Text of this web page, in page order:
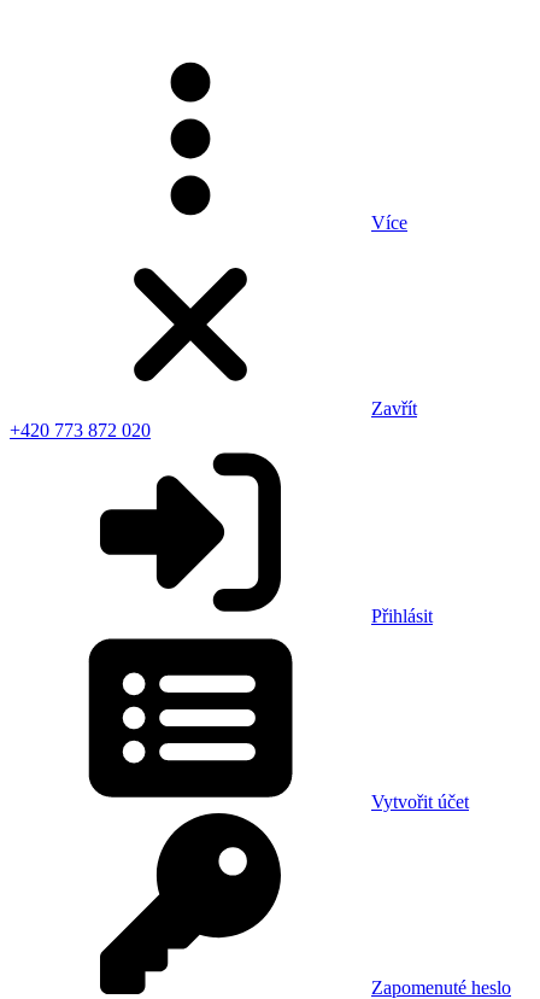
Více
Zavřít
+420 773 872 020
Přihlásit
Vytvořit účet
Zapomenuté heslo